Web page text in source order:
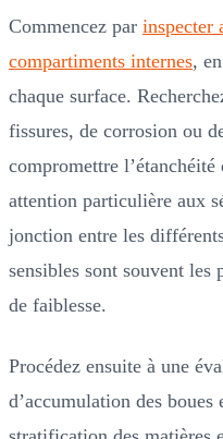
Commencez par inspecter
compartiments internes,
chaque surface.
fissures, de corrosion ou
compromettre
attention particulière aux
jonction entre les
sensibles sont souvent les
de faiblesse.
Procédez ensuite à une
d’accumulation des boues